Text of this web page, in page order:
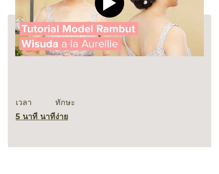
Play video CLEAR Men
เวลา
5 นาที นาที
ทักษะ
ง่าย